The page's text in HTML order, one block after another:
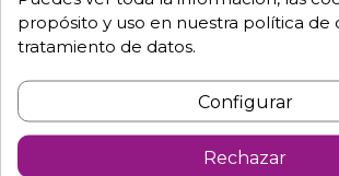
Detalles de
propósito y uso en nuestra política de
tratamiento de datos.
Configurar
Rechazar